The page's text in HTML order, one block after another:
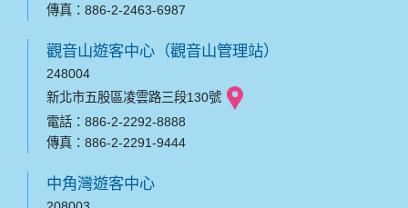
傳真：886-2-2463-6987
觀音山遊客中心（觀音山管理站）
248004
新北市五股區凌雲路三段130號
電話：886-2-2292-8888
傳真：886-2-2291-9444
中角灣遊客中心